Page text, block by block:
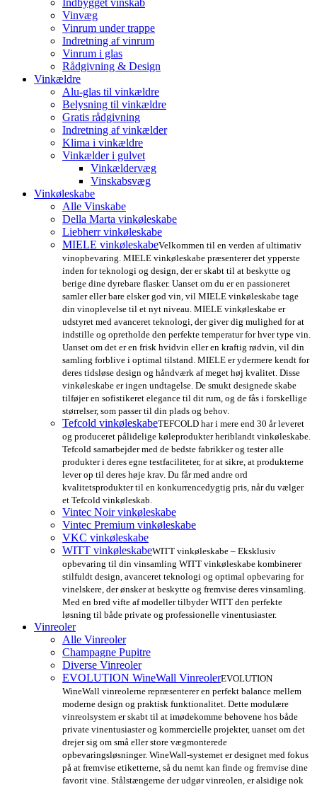
Indbygget vinskab
Vinvæg
Vinrum under trappe
Indretning af vinrum
Vinrum i glas
Rådgivning & Design
Vinkældre
Alu-glas til vinkældre
Belysning til vinkældre
Gratis rådgivning
Indretning af vinkælder
Klima i vinkældre
Vinkælder i gulvet
Vinkældervæg
Vinskabsvæg
Vinkøleskabe
Alle Vinskabe
Della Marta vinkøleskabe
Liebherr vinkøleskabe
MIELE vinkøleskabeVelkommen til en verden af ultimativ
vinopbevaring. MIELE vinkøleskabe præsenterer det ypperste
inden for teknologi og design, der er skabt til at beskytte og
berige dine dyrebare flasker. Uanset om du er en passioneret
samler eller bare elsker god vin, vil MIELE vinkøleskabe tage
din vinoplevelse til et nyt niveau. MIELE vinkøleskabe er
udstyret med avanceret teknologi, der giver dig mulighed for at
indstille og opretholde den perfekte temperatur for hver type vin.
Uanset om det er en frisk hvidvin eller en kraftig rødvin, vil din
samling forblive i optimal tilstand. MIELE er ydermere kendt for
deres tidsløse design og håndværk af meget høj kvalitet. Disse
vinkøleskabe er ingen undtagelse. De smukt designede skabe
tilføjer en sofistikeret elegance til dit rum, og de fås i forskellige
størrelser, som passer til din plads og behov.
Tefcold vinkøleskabeTEFCOLD har i mere end 30 år leveret
og produceret pålidelige køleprodukter heriblandt vinkøleskabe.
Tefcold samarbejder med de bedste fabrikker og tester alle
produkter i deres egne testfaciliteter, for at sikre, at produkterne
lever op til deres høje krav. Du får med andre ord
kvalitetsprodukter til en konkurrencedygtig pris, når du vælger
et Tefcold vinkøleskab.
Vintec Noir vinkøleskabe
Vintec Premium vinkøleskabe
VKC vinkøleskabe
WITT vinkøleskabeWITT vinkøleskabe – Eksklusiv
opbevaring til din vinsamling WITT vinkøleskabe kombinerer
stilfuldt design, avanceret teknologi og optimal opbevaring for
vinelskere, der ønsker at beskytte og fremvise deres vinsamling.
Med en bred vifte af modeller tilbyder WITT den perfekte
løsning til både private og professionelle vinentusiaster.
Vinreoler
Alle Vinreoler
Champagne Pupitre
Diverse Vinreoler
EVOLUTION WineWall VinreolerEVOLUTION
WineWall vinreolerne repræsenterer en perfekt balance mellem
moderne design og praktisk funktionalitet. Dette modulære
vinreolsystem er skabt til at imødekomme behovene hos både
private vinentusiaster og kommercielle projekter, uanset om det
drejer sig om små eller store vægmonterede
opbevaringsløsninger. WineWall-systemet er designet med fokus
på at fremvise etiketterne, så du nemt kan finde og fremvise dine
favorit vine. Stålstængerne der udgør vinreolen, er alsidige nok